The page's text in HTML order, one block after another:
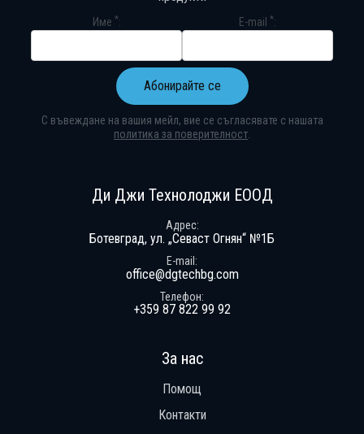
За нас
Помощ
Контакти
Ди Джи Технолоджи ЕООД
Адрес
Ботевград, ул. „Севаст Огнян“ №1Б
E-mail
office@dgtechbg.com
Телефон
+359 87 822 99 92
Име * E-mail *
Абонирайте се
С въвеждане на вашия мейл, вие се съгласявате с нашата
политика за поверителност